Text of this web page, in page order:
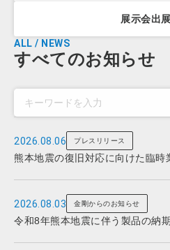
展示会出
ALL / NEWS
すべてのお知らせ
2026.08.06 プレスリリース
熊本地震の復旧対応に向けた臨時
2026.08.03 金剛からのお知らせ
令和8年熊本地震に伴う製品の納